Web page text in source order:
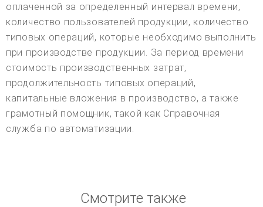
оплаченной за определенный интервал времени,
количество пользователей продукции, количество
типовых операций, которые необходимо выполнить
при производстве продукции. За период времени
стоимость производственных затрат,
продолжительность типовых операций,
капитальные вложения в производство, а также
грамотный помощник, такой как Справочная
служба по автоматизации.
Смотрите также